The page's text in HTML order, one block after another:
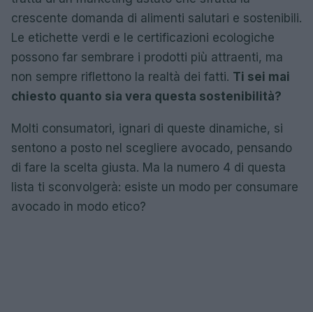
crescente domanda di alimenti salutari e sostenibili.
Le etichette verdi e le certificazioni ecologiche
possono far sembrare i prodotti più attraenti, ma
non sempre riflettono la realtà dei fatti. Ti sei mai
chiesto quanto sia vera questa sostenibilità?
Molti consumatori, ignari di queste dinamiche, si
sentono a posto nel scegliere avocado, pensando
di fare la scelta giusta. Ma la numero 4 di questa
lista ti sconvolgerà: esiste un modo per consumare
avocado in modo etico?